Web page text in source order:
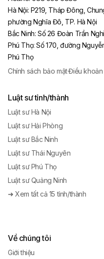
Hà Nội: P219, Tháp Đông,
phường Nghĩa Đô, TP. Hà Nội
Bắc Ninh:Số 26 Đoàn Trần
Phú Thọ:Số 170, đường
Phú Thọ
Chính sách bảo mật·Điều
Luật sư tỉnh/thành
Luật sư Hà Nội
Luật sư Hải Phòng
Luật sư Bắc Ninh
Luật sư Thái Nguyên
Luật sư Phú Thọ
Luật sư Quảng Ninh
➜ Xem tất cả 15 tỉnh/thành
Về chúng tôi
Giới thiệu